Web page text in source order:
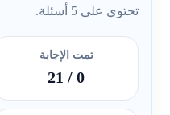
تحتوي على 5 أسئلة.
تمت الإجابة
0
/ 21